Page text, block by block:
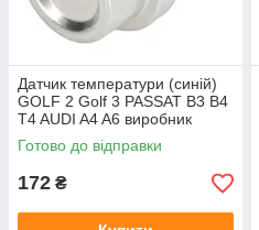
Датчик температури (синій)
GOLF 2 Golf 3 PASSAT B3 B4
T4 AUDI A4 A6 виробник
Topran Німеччина
Готово до відправки
172 ₴